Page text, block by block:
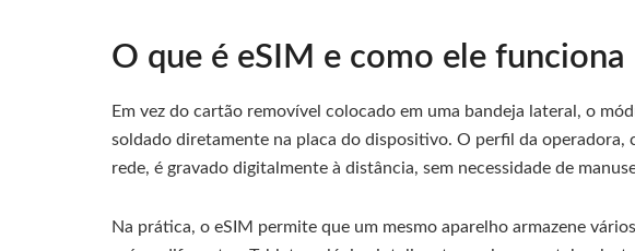
O que é eSIM e como ele funciona
Em vez do cartão removível colocado em uma bandeja lateral, o
soldado diretamente na placa do dispositivo. O perfil da operadora,
rede, é gravado digitalmente à distância, sem necessidade de
Na prática, o eSIM permite que um mesmo aparelho armazene